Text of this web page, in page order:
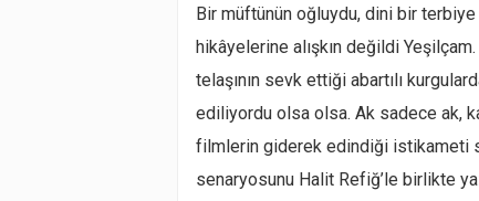
Bir müftünün oğluydu, dini bir terbiye
hikâyelerine alışkın değildi
telaşının sevk ettiği abartılı
ediliyordu olsa olsa. Ak sadece ak,
filmlerin giderek edindiği istikameti
senaryosunu Halit Refiğ’le birlikte